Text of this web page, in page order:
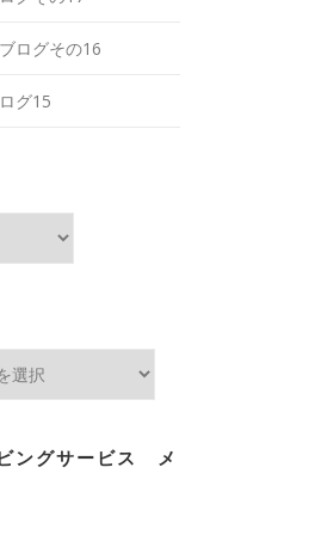
ログその16
グ15
ングサービス メ